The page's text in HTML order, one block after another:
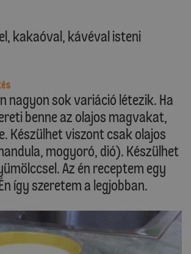
kakaóval, kávéval isteni
nagyon sok variáció létezik. Ha
benne az olajos magvakat,
Készülhet viszont csak olajos
mogyoró, dió). Készülhet
Az én receptem egy
így szeretem a legjobban.